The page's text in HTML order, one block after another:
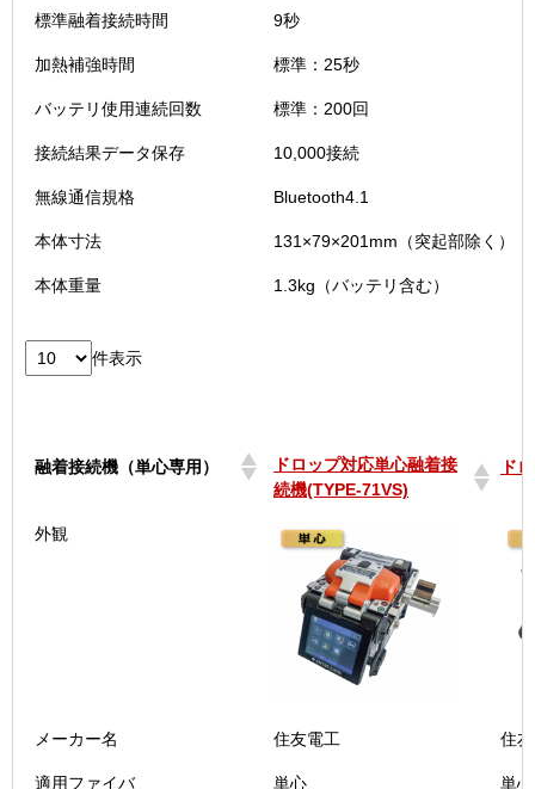
標準融着接続時間 9秒
加熱補強時間 標準：25秒
バッテリ使用連続回数 標準：200回
接続結果データ保存 10,000接続
無線通信規格 Bluetooth4.1
本体寸法 131×79×201mm（突起部除く）
本体重量 1.3kg（バッテリ含む）
件表示
融着接続機（単心専用）
ドロップ対応単心融着接
続機(TYPE-71VS)
ド
融着接続機（単心専用）
ドロップ対応単心融着接
続機(TYPE-71VS)
ド
外観
メーカー名 住友電工 住
適用ファイバ 単心 単心